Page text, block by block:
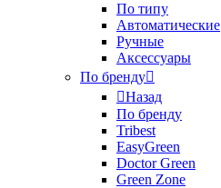
По типу
Автоматические
Ручные
Аксессуары
По бренду
Назад
По бренду
Tribest
EasyGreen
Doctor Green
Green Zone